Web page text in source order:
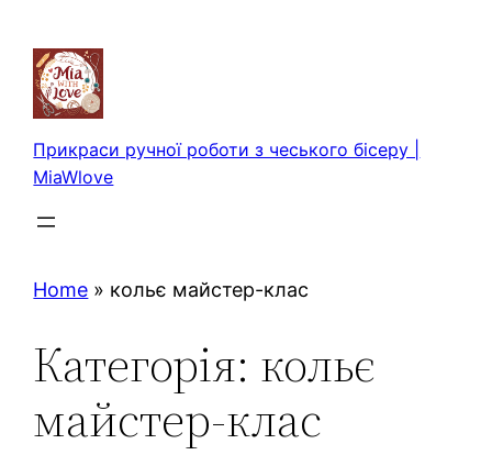
вмісту
Прикраси ручної роботи з чеського бісеру |
MiaWlove
Home » кольє майстер-клас
Категорія: кольє
майстер-клас